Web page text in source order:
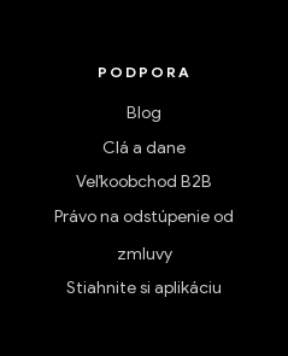
PODPORA
Blog
Clá a dane
Veľkoobchod B2B
Právo na odstúpenie od
zmluvy
Stiahnite si aplikáciu